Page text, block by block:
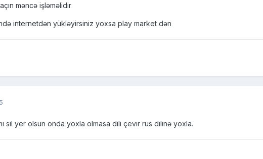
məncə işləməlidir
internetdən yükləyirsiniz yoxsa play market dən
sil yer olsun onda yoxla olmasa dili çevir rus dilinə yoxla.